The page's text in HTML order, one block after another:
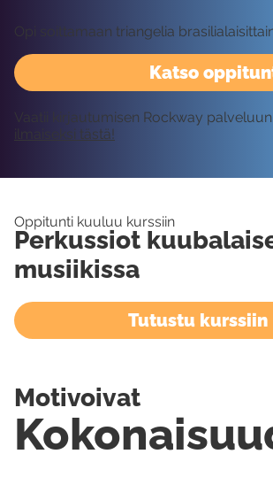
Katso
Opi soittamaan triangelia
Vaatii kirjautumisen Rockway palveluun.
ilmaiseksi tästä!
Oppitunti kuuluu kurssiin
Perkussiot
musiikissa
Tutustu kurssiin
Motivoivat